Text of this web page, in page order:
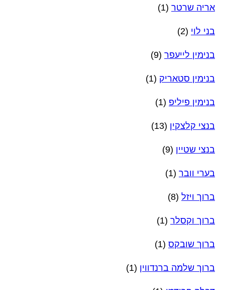
אריה שרטר (1)
בני לוי (2)
בנימין לייעפר (9)
בנימין סטאריק (1)
בנימין פיליפ (1)
בנצי קלצקין (13)
בנצי שטיין (9)
בערי וובר (1)
ברוך ויזל (8)
ברוך וקסלר (1)
ברוך שובקס (1)
ברוך שלמה ברנדווין (1)